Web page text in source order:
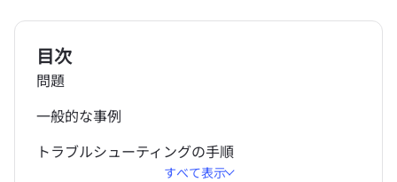
目次
問題
一般的な事例
トラブルシューティングの手順
すべて表示